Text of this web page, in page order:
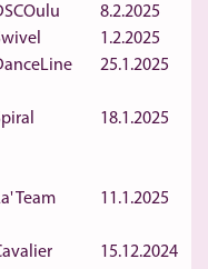
8.2.2025
1.2.2025
25.1.2025
18.1.2025
Team 11.1.2025
15.12.2024